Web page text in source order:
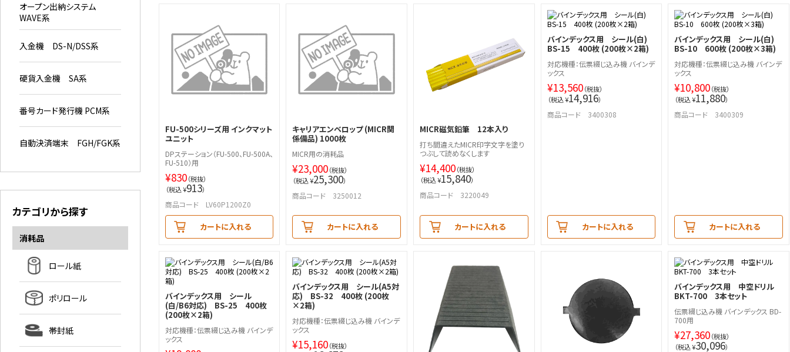
オープン出納システム
WAVE系
入金機 DS-N/DSS系
硬貨入金機 SA系
番号カード発行機 PCM系
自動決済端末 FGH/FGK系
カテゴリから探す
消耗品
ロール紙
ポリロール
帯封紙
FU-500シリーズ用 インクマット
ユニット
DPステーション（FU-500、FU-500A、
FU-510）用
¥830（税抜）
（税込 ¥913）
商品コード LV60P1200Z0
カートに入れる
キャリアエンベロップ (MICR関
係備品) 1000枚
MICR用の消耗品
¥23,000（税抜）
（税込 ¥25,300）
商品コード 3250012
カートに入れる
MICR磁気鉛筆 12本入り
打ち間違えたMICR印字文字を塗り
つぶして読めなくします
¥14,400（税抜）
（税込 ¥15,840）
商品コード 3220049
カートに入れる
バインデックス用 シール(白)
BS-15 400枚 (200枚×2箱)
対応機種：伝票綴じ込み機 バインデ
ックス
¥13,560（税抜）
（税込 ¥14,916）
商品コード 3400308
カートに入れる
バインデックス用 シール(白)
BS-10 600枚 (200枚×3箱)
対応機種：伝票綴じ込み機 バインデ
ックス
¥10,800（税抜）
（税込 ¥11,880）
商品コード 3400309
カートに入れる
バインデックス用 シール
(白/B6対応) BS-25 400枚
(200枚×2箱)
対応機種：伝票綴じ込み機 バインデ
ックス
バインデックス用 シール(A5対
応) BS-32 400枚 (200枚
×2箱)
対応機種：伝票綴じ込み機 バインデ
ックス
¥15,160（税抜）
バインデックス用 中空ドリル
BKT-700 3本セット
伝票綴じ込み機 バインデックス BD-
700用
¥27,360（税抜）
（税込 ¥30,096）